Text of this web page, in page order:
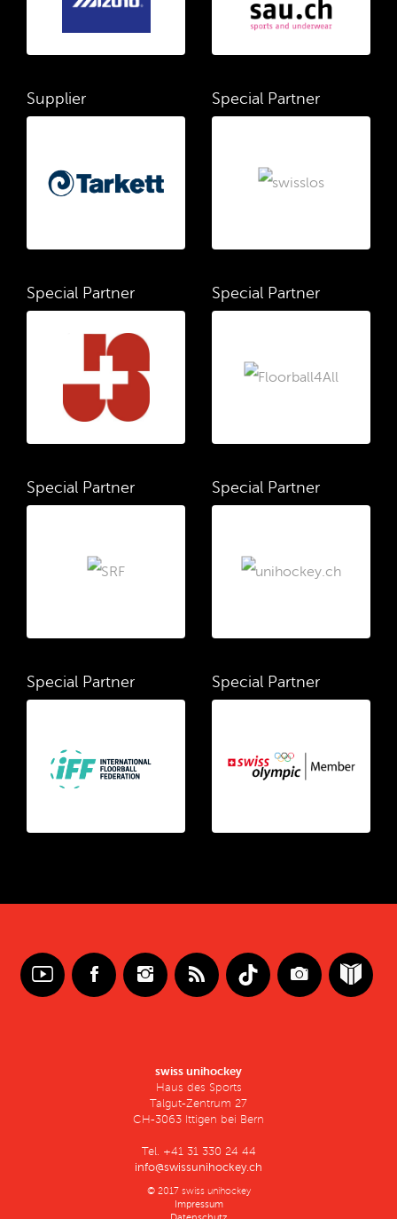
Supplier Special Partner
Special Partner Special Partner
Special Partner Special Partner
Special Partner Special Partner
swiss unihockey
Haus des Sports
Talgut-Zentrum 27
CH-3063 Ittigen bei Bern
Tel. +41 31 330 24 44
info@swissunihockey.ch
© 2017 swiss unihockey
Impressum